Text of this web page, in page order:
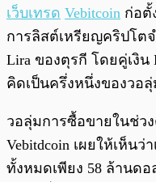
เว็บเทรด Vebitcoin ก่อตั้
การลิสต์เหรียญคริปโต
Lira ของตุรกี โดยคู่เงิ
คิดเป็นครึ่งหนึ่งของวอ
วอลุ่มการซื้อขายในช่ว
Vebitdcoin เผยให้เห็น
ทั้งหมดเพียง 58 ล้านด